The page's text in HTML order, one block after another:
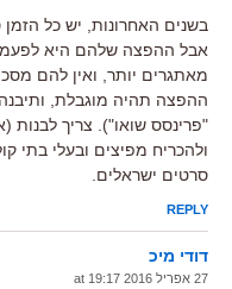
בשנים האחרונות, יש כל
אבל ההפצה שלהם היא
מאתגרים יותר, ואין להם
ההפצה תהיה מוגבלת,
"פרינסס שואו"). צריך לבנות
ולהכריח מפיצים ובעלי בתי
סרטים ישראלים.
REPLY
דודי מיכ
27 אפריל 2016 at 19:17